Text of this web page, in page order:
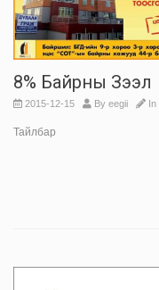
8% Байрны Зээл
2015-12-15 By eegii In
Тайлбар